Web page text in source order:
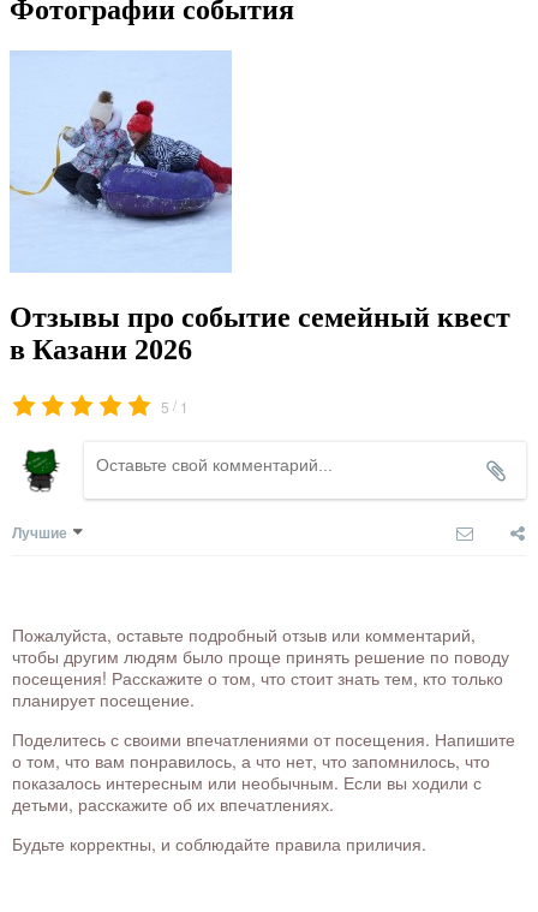
Фотографии события
Отзывы про событие семейный квест
в Казани 2026
5 / 1
Лучшие
Пожалуйста, оставьте подробный отзыв или комментарий,
чтобы другим людям было проще принять решение по поводу
посещения! Расскажите о том, что стоит знать тем, кто только
планирует посещение.
Поделитесь с своими впечатлениями от посещения. Напишите
о том, что вам понравилось, а что нет, что запомнилось, что
показалось интересным или необычным. Если вы ходили с
детьми, расскажите об их впечатлениях.
Будьте корректны, и соблюдайте правила приличия.